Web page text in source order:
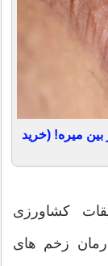
این روش در 3 هفته از بین میره! (خرید
کشاورزی
زخم های